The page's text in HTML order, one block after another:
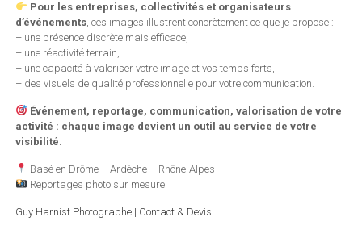
Pour les entreprises, collectivités et organisateurs
d’événements, ces images illustrent concrètement ce que je propose :
– une présence discrète mais efficace,
– une réactivité terrain,
– une capacité à valoriser votre image et vos temps forts,
– des visuels de qualité professionnelle pour votre communication.
Événement, reportage, communication, valorisation de votre
activité : chaque image devient un outil au service de votre
visibilité.
Basé en Drôme – Ardèche – Rhône-Alpes
Reportages photo sur mesure
Guy Harnist Photographe | Contact & Devis